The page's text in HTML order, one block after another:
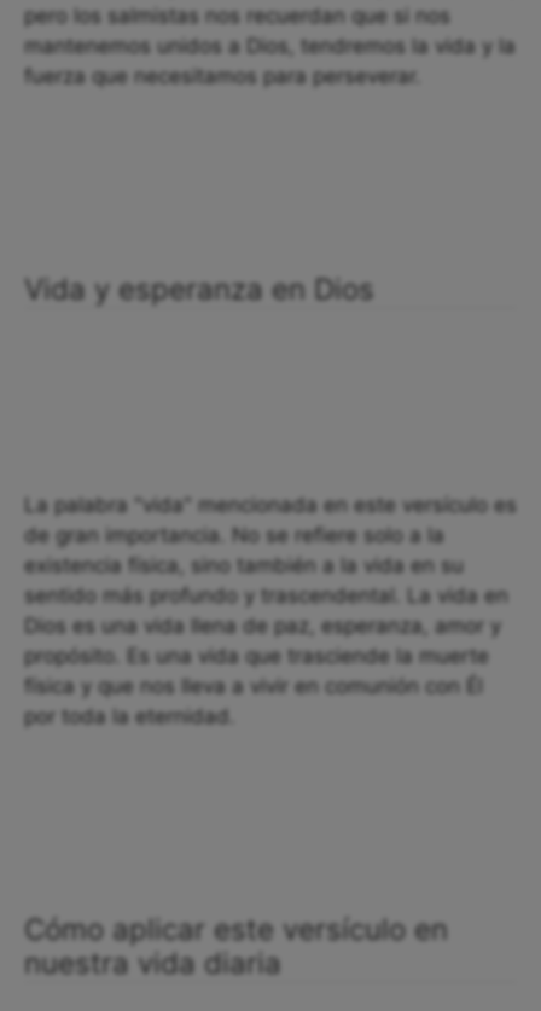
pero los salmistas nos recuerdan que si nos
mantenemos unidos a Dios, tendremos la vida y la
fuerza que necesitamos para perseverar.
Vida y esperanza en Dios
La palabra "vida" mencionada en este versículo es
de gran importancia. No se refiere solo a la
existencia física, sino también a la vida en su
sentido más profundo y trascendental. La vida en
Dios es una vida llena de paz, esperanza, amor y
propósito. Es una vida que trasciende la muerte
física y que nos lleva a vivir en comunión con Él
por toda la eternidad.
Cómo aplicar este versículo en
nuestra vida diaria